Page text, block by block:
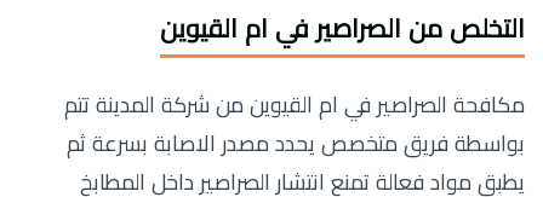
التخلص من الصراصير في ام القيوين
مكافحة الصراصير في ام القيوين من شركة المدينة تتم
بواسطة فريق متخصص يحدد مصدر الاصابة بسرعة ثم
يطبق مواد فعالة تمنع انتشار الصراصير داخل المطابخ